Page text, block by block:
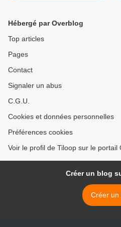
Hébergé par Overblog
Top articles
Pages
Contact
Signaler un abus
C.G.U.
Cookies et données personnelles
Préférences cookies
Voir le profil de Tiloop sur le portail
Créer un blog
Créer un